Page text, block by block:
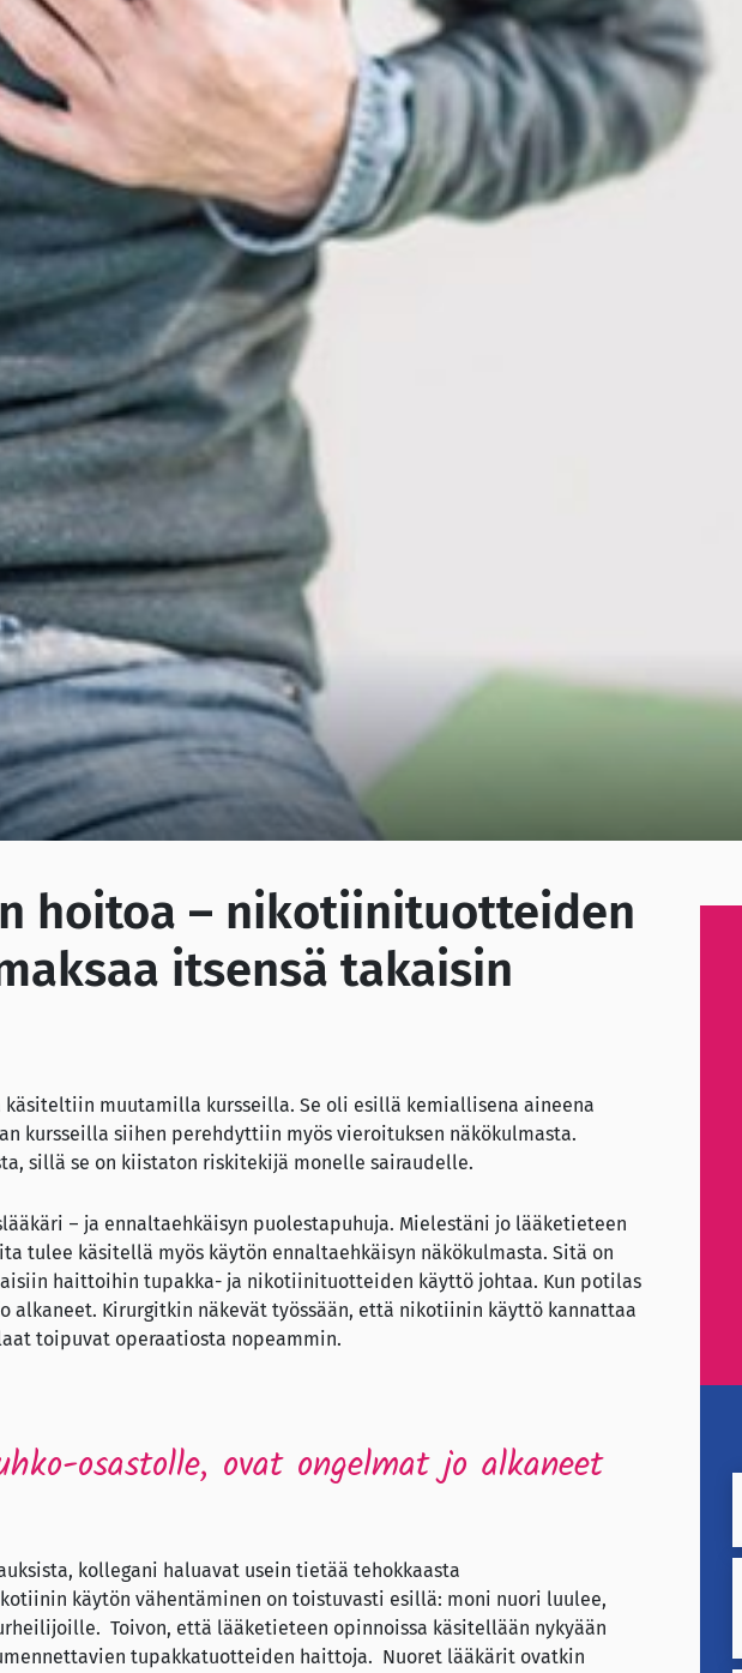
hoitoa – nikotiinituotteiden
itsensä takaisin
muutamilla kursseilla. Se oli esillä kemiallisena aineena
kursseilla siihen perehdyttiin myös vieroituksen näkökulmasta.
sillä se on kiistaton riskitekijä monelle sairaudelle.
– ja ennaltaehkäisyn puolestapuhuja. Mielestäni jo lääketieteen
tulee käsitellä myös käytön ennaltaehkäisyn näkökulmasta. Sitä on
haittoihin tupakka- ja nikotiinituotteiden käyttö johtaa. Kun potilas
alkaneet. Kirurgitkin näkevät työssään, että nikotiinin käyttö kannattaa
toipuvat operaatiosta nopeammin.
osastolle, ovat ongelmat jo alkaneet
kollegani haluavat usein tietää tehokkaasta
käytön vähentäminen on toistuvasti esillä: moni nuori luulee,
Toivon, että lääketieteen opinnoissa käsitellään nykyään
tupakkatuotteiden haittoja. Nuoret lääkärit ovatkin